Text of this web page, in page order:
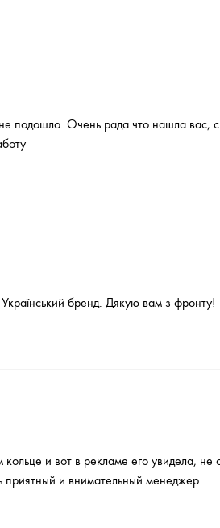
подошло. Очень рада что нашла вас,
Український бренд. Дякую вам з фронту!
и вот в рекламе его увидела, не
приятный и внимательный менеджер